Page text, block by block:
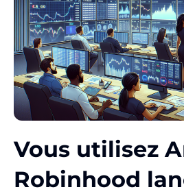
Vous utilisez
Robinhood